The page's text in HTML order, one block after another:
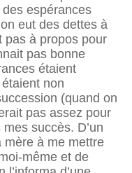
espérances
eut des dettes à
pas à propos pour
pas bonne
étaient
non
(quand on
pas assez pour
succès. D’un
mère à me mettre
même et de